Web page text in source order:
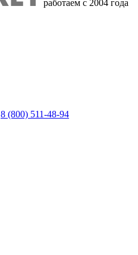
работаем с 2004 года
8 (800) 511-48-94